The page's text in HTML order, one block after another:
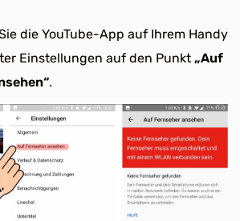
die YouTube-App auf Ihrem Handy
Einstellungen auf den Punkt „Auf
.